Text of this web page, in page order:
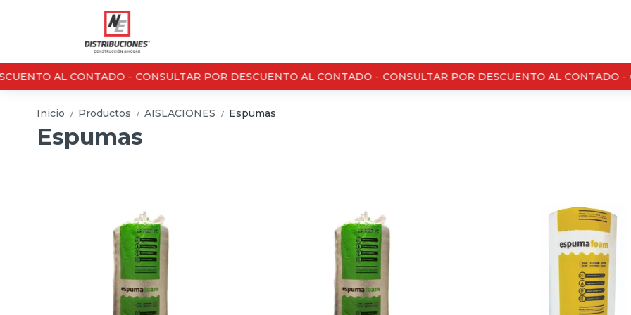
AL CONTADO - CONSULTAR POR DESCUENTO AL CONTADO - CONSULTAR POR DESCUENTO AL CONTADO -
Inicio / Productos / AISLACIONES / Espumas
Espumas